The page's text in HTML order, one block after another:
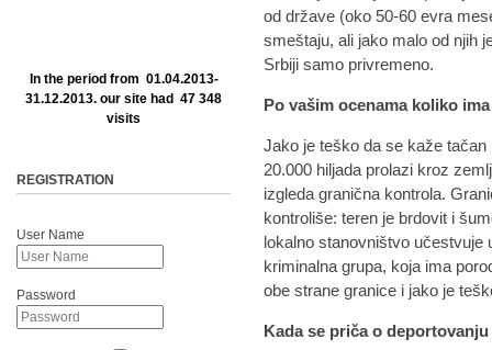
od države (oko 50-60 evra
smeštaju, ali jako malo od njih
Srbiji samo privremeno.
Po vašim ocenama koliko
Jako je teško da se kaže
20.000 hiljada prolazi kroz
izgleda granična kontrola.
kontroliše: teren je brdovit i
lokalno stanovništvo učestvuje
kriminalna grupa, koja ima
obe strane granice i jako je
Kada se priča o
In the period from 01.04.2013-
31.12.2013. our site had 47 348
visits
REGISTRATION
User Name
Password